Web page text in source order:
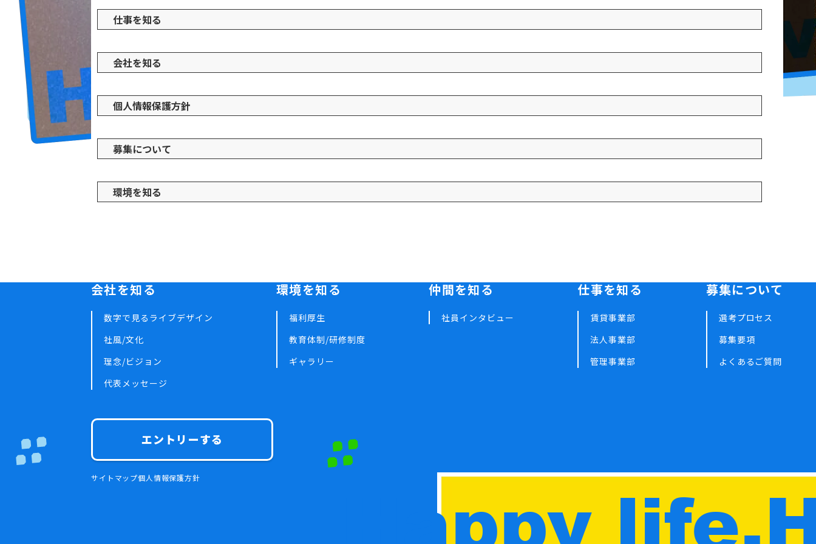
仕事を知る
会社を知る
個人情報保護方針
募集について
環境を知る
会社を知る
数字で見るライブデザイン
社風/文化
理念/ビジョン
代表メッセージ
環境を知る
福利厚生
教育体制/研修制度
ギャラリー
仲間を知る
社員インタビュー
仕事を知る
賃貸事業部
法人事業部
管理事業部
募集について
選考プロセス
募集要項
よくあるご質問
エントリーする
サイトマップ個人情報保護方針 Happy life,